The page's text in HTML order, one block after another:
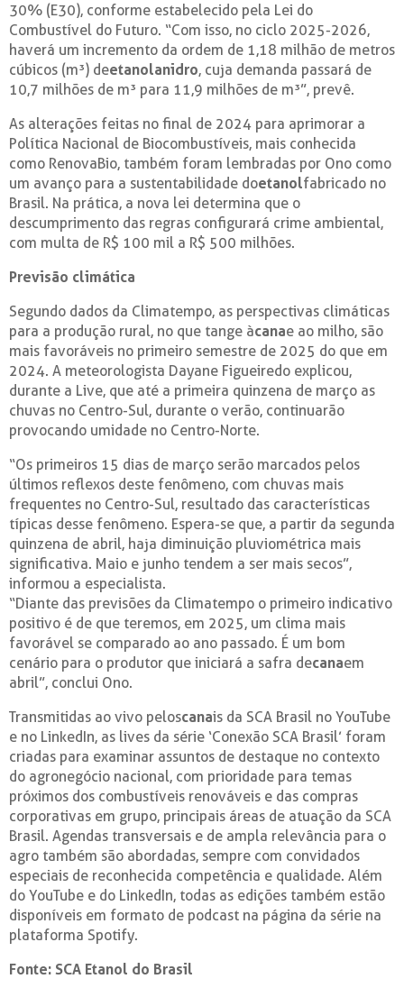
30% (E30), conforme estabelecido pela Lei do
Combustível do Futuro. “Com isso, no ciclo 2025-2026,
haverá um incremento da ordem de 1,18 milhão de metros
cúbicos (m³) deetanolanidro, cuja demanda passará de
10,7 milhões de m³ para 11,9 milhões de m³”, prevê.
As alterações feitas no final de 2024 para aprimorar a
Política Nacional de Biocombustíveis, mais conhecida
como RenovaBio, também foram lembradas por Ono como
um avanço para a sustentabilidade doetanolfabricado no
Brasil. Na prática, a nova lei determina que o
descumprimento das regras configurará crime ambiental,
com multa de R$ 100 mil a R$ 500 milhões.
Previsão climática
Segundo dados da Climatempo, as perspectivas climáticas
para a produção rural, no que tange àcanae ao milho, são
mais favoráveis no primeiro semestre de 2025 do que em
2024. A meteorologista Dayane Figueiredo explicou,
durante a Live, que até a primeira quinzena de março as
chuvas no Centro-Sul, durante o verão, continuarão
provocando umidade no Centro-Norte.
“Os primeiros 15 dias de março serão marcados pelos
últimos reflexos deste fenômeno, com chuvas mais
frequentes no Centro-Sul, resultado das características
típicas desse fenômeno. Espera-se que, a partir da segunda
quinzena de abril, haja diminuição pluviométrica mais
significativa. Maio e junho tendem a ser mais secos”,
informou a especialista.
“Diante das previsões da Climatempo o primeiro indicativo
positivo é de que teremos, em 2025, um clima mais
favorável se comparado ao ano passado. É um bom
cenário para o produtor que iniciará a safra decanaem
abril”, conclui Ono.
Transmitidas ao vivo peloscanais da SCA Brasil no YouTube
e no LinkedIn, as lives da série ‘Conexão SCA Brasil’ foram
criadas para examinar assuntos de destaque no contexto
do agronegócio nacional, com prioridade para temas
próximos dos combustíveis renováveis e das compras
corporativas em grupo, principais áreas de atuação da SCA
Brasil. Agendas transversais e de ampla relevância para o
agro também são abordadas, sempre com convidados
especiais de reconhecida competência e qualidade. Além
do YouTube e do LinkedIn, todas as edições também estão
disponíveis em formato de podcast na página da série na
plataforma Spotify.
Fonte: SCA Etanol do Brasil